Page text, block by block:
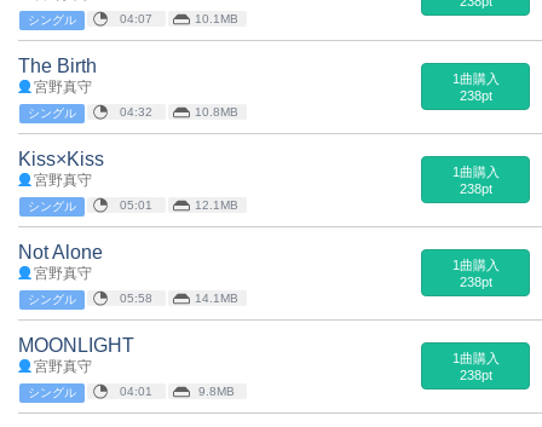
シングル 04:07 10.1MB
The Birth
宮野真守
シングル 04:32 10.8MB
1曲購入
238pt
Kiss×Kiss
宮野真守
シングル 05:01 12.1MB
1曲購入
238pt
Not Alone
宮野真守
シングル 05:58 14.1MB
1曲購入
238pt
MOONLIGHT
宮野真守
シングル 04:01 9.8MB
1曲購入
238pt